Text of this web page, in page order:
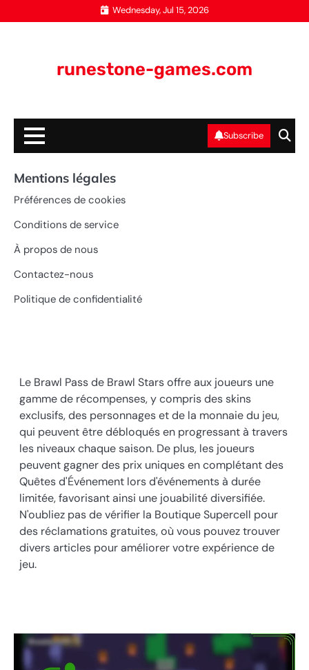
to
Wednesday, Jul 15, 2026
runestone-games.com
Subscribe
Mentions légales
Préférences de cookies
Conditions de service
À propos de nous
Contactez-nous
Politique de confidentialité
Le Brawl Pass de Brawl Stars offre aux joueurs une
gamme de récompenses, y compris des skins
exclusifs, des personnages et de la monnaie du jeu,
qui peuvent être débloqués en progressant à travers
les niveaux chaque saison. De plus, les joueurs
peuvent gagner des prix uniques en complétant des
Quêtes d'Événement lors d'événements à durée
limitée, favorisant ainsi une jouabilité diversifiée.
N'oubliez pas de vérifier la Boutique Supercell pour
des réclamations gratuites, où vous pouvez trouver
divers articles pour améliorer votre expérience de
jeu.